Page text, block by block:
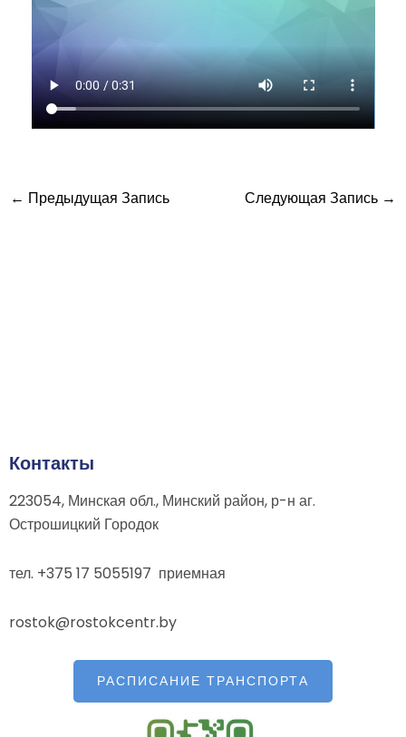
← Предыдущая Запись Следующая Запись →
Контакты
223054, Минская обл., Минский район, р-н аг.
Острошицкий Городок
тел. +375 17 5055197 приемная
rostok@rostokcentr.by
РАСПИСАНИЕ ТРАНСПОРТА